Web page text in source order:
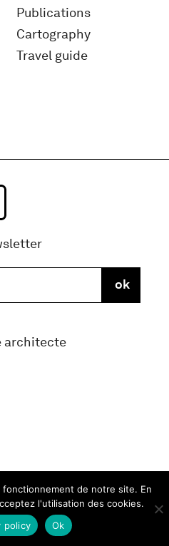
Publications
Cartography
Travel guide
architecte
de notre site. En
l'utilisation des cookies.
Ok
policy